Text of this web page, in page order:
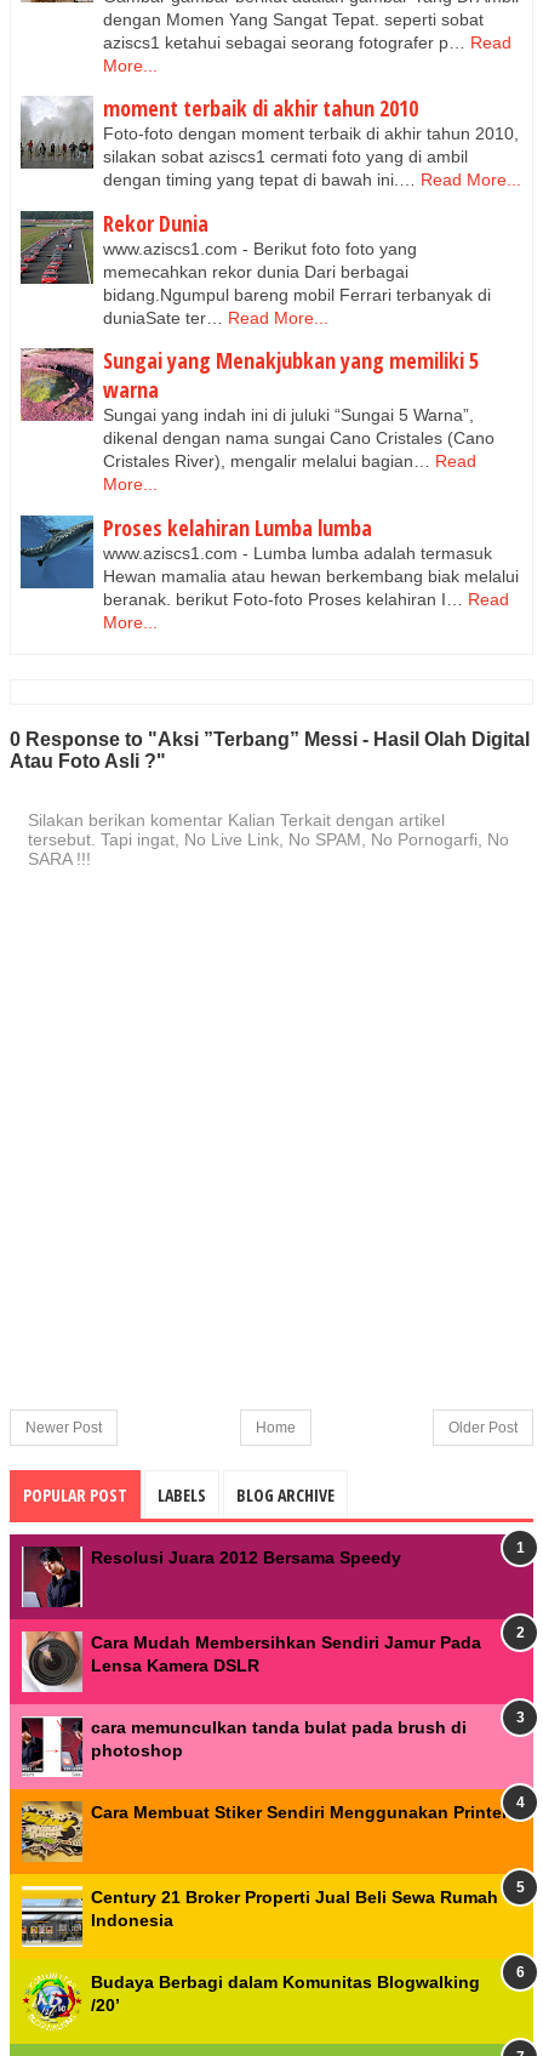
dengan Momen Yang Sangat Tepat. seperti sobat
aziscs1 ketahui sebagai seorang fotografer p…
Read
More...
moment terbaik di akhir tahun 2010
Foto-foto dengan moment terbaik di akhir tahun 2010,
silakan sobat aziscs1 cermati foto yang di ambil
dengan timing yang tepat di bawah ini.…
Read More...
Rekor Dunia
www.aziscs1.com - Berikut foto foto yang
memecahkan rekor dunia Dari berbagai
bidang.Ngumpul bareng mobil Ferrari terbanyak di
duniaSate ter…
Read More...
Sungai yang Menakjubkan yang memiliki 5
warna
Sungai yang indah ini di juluki “Sungai 5 Warna”,
dikenal dengan nama sungai Cano Cristales (Cano
Cristales River), mengalir melalui bagian…
Read
More...
Proses kelahiran Lumba lumba
www.aziscs1.com - Lumba lumba adalah termasuk
Hewan mamalia atau hewan berkembang biak melalui
beranak. berikut Foto-foto Proses kelahiran I…
Read
More...
0 Response to "Aksi ”Terbang” Messi - Hasil Olah Digital
Atau Foto Asli ?"
Silakan berikan komentar Kalian Terkait dengan artikel
tersebut. Tapi ingat, No Live Link, No SPAM, No Pornogarfi, No
SARA !!!
Newer Post Older Post
Home
POPULAR POST LABELS BLOG ARCHIVE
Resolusi Juara 2012 Bersama Speedy
Cara Mudah Membersihkan Sendiri Jamur Pada
Lensa Kamera DSLR
cara memunculkan tanda bulat pada brush di
photoshop
Cara Membuat Stiker Sendiri Menggunakan Printer
Century 21 Broker Properti Jual Beli Sewa Rumah
Indonesia
Budaya Berbagi dalam Komunitas Blogwalking
/20’